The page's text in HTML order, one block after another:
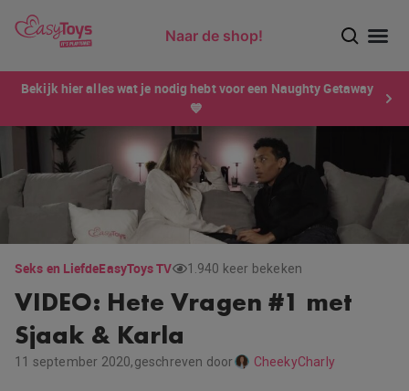
Naar de shop!
Bekijk hier alles wat je nodig hebt voor een Naughty Getaway
💙
Seks en LiefdeEasyToys TV 1.940 keer bekeken
VIDEO: Hete Vragen #1 met
Sjaak & Karla
11 september 2020,geschreven door CheekyCharly